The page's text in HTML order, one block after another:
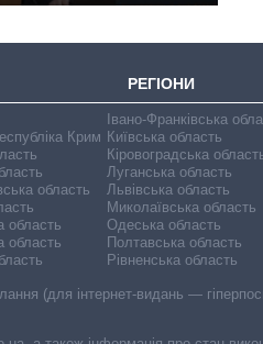
РЕГІОНИ
Крим
область
область
область
Івано-Франківська
Київська область
Кіровоградська
Луганська область
Львівська область
Миколаївська область
Одеська область
Полтавська область
Рівненська область
(для інтернет-видань —